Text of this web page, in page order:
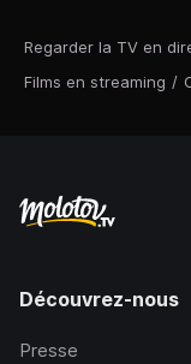
Regarder la TV en
Films en streaming /
Découvrez-nous
Presse